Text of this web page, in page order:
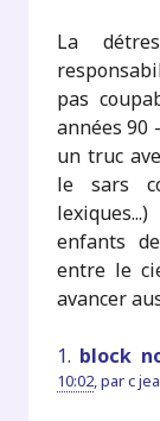
La
pas
années 90
un truc
le sars
enfants
entre le
avancer
1. block
10:02,parc